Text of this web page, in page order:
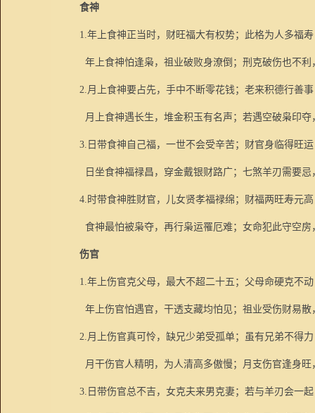
食神
1.年上食神正当时，财旺福大有权势；此格为人多福
年上食神怕逢枭，祖业破败身潦倒；刑克破伤也不
2.月上食神要占先，手中不断零花钱；老来积德行善
月上食神遇长生，堆金积玉有名声；若遇空破枭印
3. 日带食神自己福，一世不会受辛苦；财官身临得旺
日坐食神福禄昌，穿金戴银财路广；七煞羊刃需要
4. 时带食神胜财官，儿女贤孝福禄绵；财福两旺寿元
食神最怕被枭夺，再行枭运罹厄难；女命犯此守空
伤官
1.年上伤官克父母，最大不超二十五；父母命硬克不
年上伤官怕遇官，干透支藏均怕见；祖业受伤财易
2.月上伤官真可怜，缺兄少弟受孤单；虽有兄弟不得
月干伤官人精明，为人清高多傲慢；月支伤官逢身
3. 日带伤官总不吉，女克夫来男克妻；若与羊刃会一